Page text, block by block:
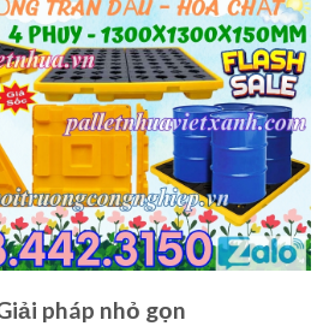
pháp nhỏ gọn